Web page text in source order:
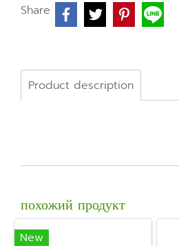
Share
Product description
похожий продукт
New